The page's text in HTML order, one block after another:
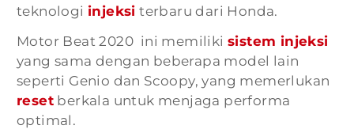
teknologi injeksi terbaru dari Honda.
Motor Beat 2020 ini memilikisistem injeksi
yang sama dengan beberapa model lain
seperti Genio dan Scoopy, yang memerlukan
reset berkala untuk menjaga performa
optimal.